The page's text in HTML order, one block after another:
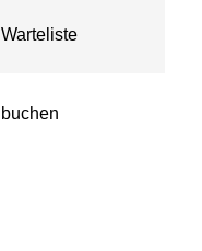
Warteliste
buchen